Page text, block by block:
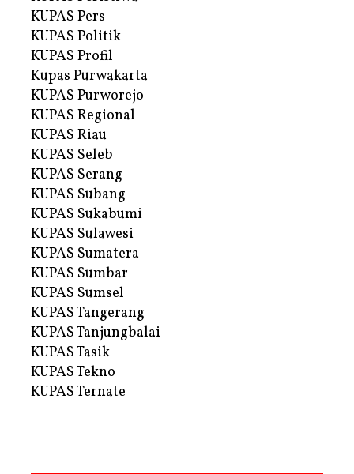
KUPAS Pers
KUPAS Politik
KUPAS Profil
Kupas Purwakarta
KUPAS Purworejo
KUPAS Regional
KUPAS Riau
KUPAS Seleb
KUPAS Serang
KUPAS Subang
KUPAS Sukabumi
KUPAS Sulawesi
KUPAS Sumatera
KUPAS Sumbar
KUPAS Sumsel
KUPAS Tangerang
KUPAS Tanjungbalai
KUPAS Tasik
KUPAS Tekno
KUPAS Ternate